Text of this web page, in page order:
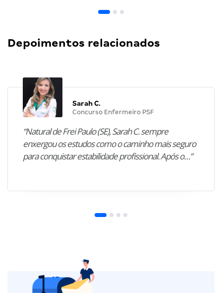
Depoimentos relacionados
Sarah C.
Concurso Enfermeiro PSF
“Natural de Frei Paulo (SE), Sarah C. sempre
enxergou os estudos como o caminho mais seguro
para conquistar estabilidade profissional. Após o…”